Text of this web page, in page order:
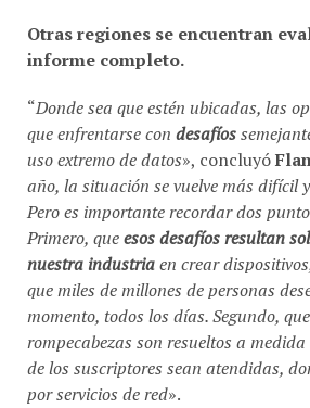
Otras regiones se encuentran
informe completo.
“Donde sea que estén ubicadas, las
que enfrentarse con desafíos
uso extremo de datos», concluyó
año, la situación se vuelve más difícil
Pero es importante recordar dos
Primero, queesos desafíos resultan
nuestra industriaen crear
que miles de millones de personas
momento, todos los días. Segundo,
rompecabezas son resueltos a
de los suscriptores sean atendidas,
por servicios de red».